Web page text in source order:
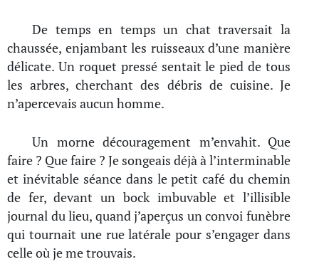
De temps en temps un chat traversait la
chaussée, enjambant les ruisseaux d’une manière
délicate. Un roquet pressé sentait le pied de tous
les arbres, cherchant des débris de cuisine. Je
n’apercevais aucun homme.
Un morne découragement m’envahit. Que
faire ? Que faire ? Je songeais déjà à l’interminable
et inévitable séance dans le petit café du chemin
de fer, devant un bock imbuvable et l’illisible
journal du lieu, quand j’aperçus un convoi funèbre
qui tournait une rue latérale pour s’engager dans
celle où je me trouvais.